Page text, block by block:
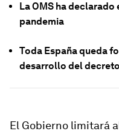
La OMS ha
pandemia
Toda España queda
desarrollo del
El Gobierno limitará